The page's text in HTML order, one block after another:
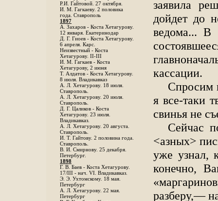
Р.И. Гайтовой. 27 октября.
И. М. Гагкаеву. 2 половика
года. Ставрополь
1897
А. Захаров - Коста Хетагурову.
12 января. Екатеринодар
Д. Г. Гиоев - Коста Хетагурову.
6 апреля. Карс.
Неизвестный - Коста
Хетагурову. II-III
И. М. Гагкаев - Коста
Хетагурову, 2 июня
Т. Алдатов - Коста Хетагурову.
8 июля. Владикавказ
А. Л. Хетагурову. 18 июля.
Ставрополь.
А. Л. Хетагурову. 20 июля.
Ставрополь.
Д. Г. Цаликов - Коста
Хетагурову. 23 июля.
Владикавказ.
А. Л. Хетагурову. 20 августа.
Ставрополь.
И. Т. Гайтову. 2 половина года.
Ставрополь.
В. И. Смирнову. 25 декабря.
Петербург.
1898
Г. В. Баев - Коста Хетагурову.
17/III - нач. VI. Владикавказ.
Э. Э. Ухтомскому. 18 мая.
Петербург
A. Л. Хетагурову. 22 мая.
Петербург
заявила
дойдет до
ведома... В
кассации.
Спросим
я все-таки
свинья не
Сейчас
<азных>
уже узнал,
конечно,
разберу,—